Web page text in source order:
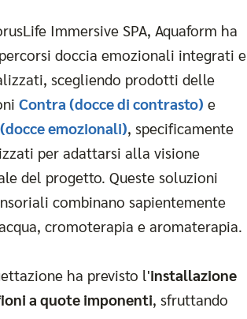
Immersive SPA, Aquaform ha
doccia emozionali integrati e
scegliendo prodotti delle
Contra (docce di contrasto) e
(docce emozionali), specificamente
per adattarsi alla visione
del progetto. Queste soluzioni
combinano sapientemente
cromoterapia e aromaterapia.
ha previsto l'installazione
a quote imponenti, sfruttando